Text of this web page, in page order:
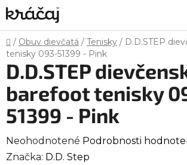
Prejsť
na
obsah
Domov
/ Obuv dievčatá / Tenisky / D.D.STEP
tenisky 093-51399 - Pink
D.D.STEP
barefoot tenisky
51399 - Pink
Priemerné
hodnotenie
Neohodnotené Podrobnosti
Značka: D.D. Step